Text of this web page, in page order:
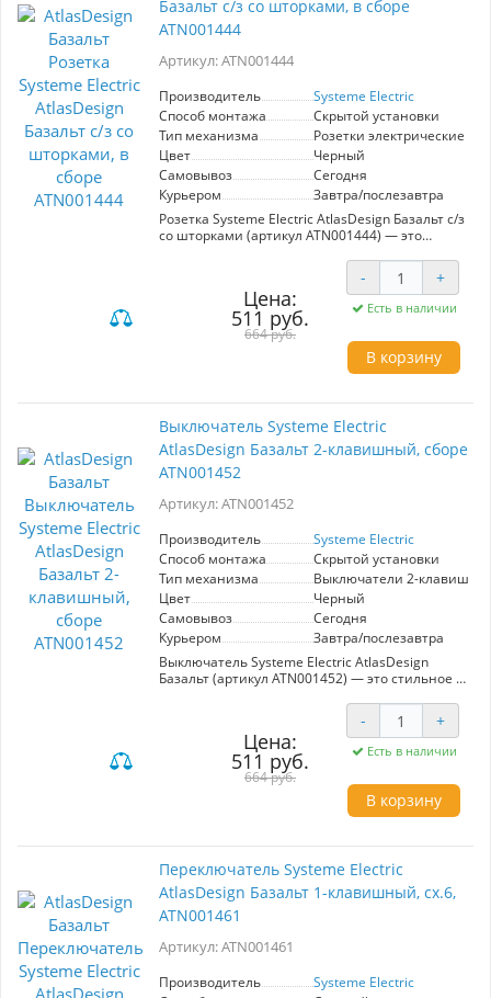
Базальт с/з со шторками, в сборе
ATN001444
Артикул: ATN001444
Производитель
Systeme Electric
Способ монтажа
Скрытой установки
Тип механизма
Розетки электрические
Цвет
Черный
Самовывоз
Сегодня
Курьером
Завтра/послезавтра
Розетка Systeme Electric AtlasDesign Базальт с/з
со шторками (артикул ATN001444) — это
интерьера. Обеспечивая защиту от
случайного контакта, встроенные шторки
гарантируют безопасность для детей.
Элегантный базальтовый цвет легко
вписывается в любой дизайн, делая розетку
не только функциональным, но и
эстетическим элементом помещения.
офисных пространствах, где важны как
безопасность, так и современный внешний
вид.
Цена:
511 руб.
664 руб.
- +
Есть в наличии
В корзину
Выключатель Systeme Electric
AtlasDesign Базальт 2-клавишный, сборе
ATN001452
Артикул: ATN001452
Производитель
Systeme Electric
Способ монтажа
Скрытой установки
Тип механизма
Выключатели 2-
Цвет
Черный
Самовывоз
Сегодня
Курьером
Завтра/послезавтра
Выключатель Systeme Electric AtlasDesign
Базальт (артикул ATN001452) — это стильное и
освещением в вашем доме или офисе.
Двухклавишный механизм позволяет удобно
управлять двумя источниками света с одной
точки, что значительно повышает комфорт
эксплуатации. Выполненный в современном
цвете базальт, выключатель гармонично
впишется в любой интерьер.
Лицевые детали изготовлены из
качественного ABS-пластика,
обеспечивающего стойкость к царапинам и
УФ-излучению, что гарантирует долговечность
и привлекательный внешний вид даже при
длительной эксплуатации. Выключатель
комплектуется рамкой того же цвета, что
упрощает установку и добавляет эстетики.
Усиленные прямые монтажные лапки
Цена:
511 руб.
664 руб.
- +
Есть в наличии
В корзину
Переключатель Systeme Electric
AtlasDesign Базальт 1-клавишный, сх.6,
ATN001461
Артикул: ATN001461
Производитель
Systeme Electric